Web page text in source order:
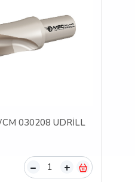
030208 UDRİLL
– +